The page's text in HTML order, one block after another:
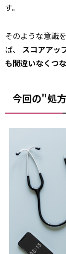
す。
そのような意識
ば、 スコアアッ
も間違いなくつ
今回の"処